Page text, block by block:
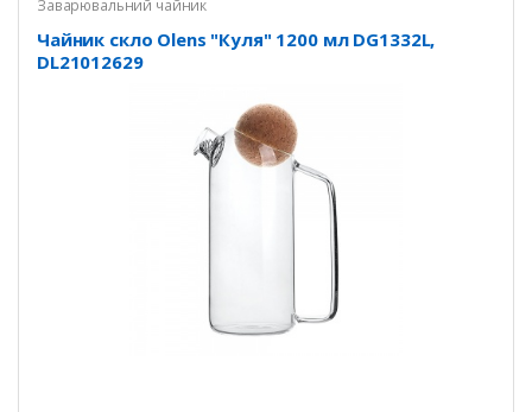
Заварювальний чайник
Чайник скло Olens "Куля" 1200 мл DG1332L,
DL21012629